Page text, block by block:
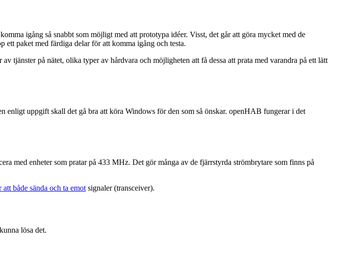
igång så snabbt som möjligt med att prototypa idéer. Visst, det går att göra mycket med de
ett paket med färdiga delar för att komma igång och testa.
tjänster på nätet, olika typer av hårdvara och möjligheten att få dessa att prata med varandra på ett lätt
enligt uppgift skall det gå bra att köra Windows för den som så önskar. openHAB fungerar i det
med enheter som pratar på 433 MHz. Det gör många av de fjärrstyrda strömbrytare som finns på
både sända och ta emot signaler (transceiver).
lösa det.